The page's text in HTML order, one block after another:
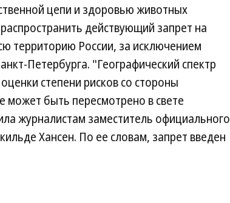
цепи и здоровью животных
действующий запрет на
территорию России, за исключением
Петербурга. "Географический спектр
степени рисков со стороны
может быть пересмотрено в свете
журналистам заместитель официального
Хансен. По ее словам, запрет введен